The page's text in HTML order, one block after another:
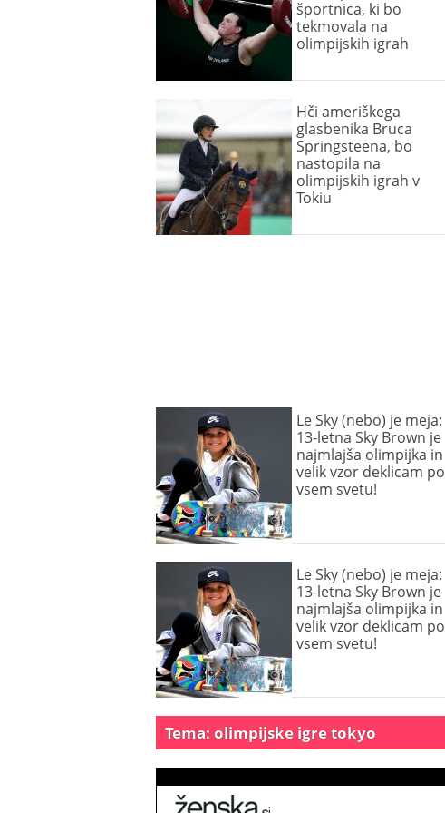
športnica, ki bo
tekmovala na
olimpijskih igrah
Hči ameriškega
glasbenika Bruca
Springsteena, bo
nastopila na
olimpijskih igrah v
Tokiu
Le Sky (nebo) je meja:
13-letna Sky Brown je
najmlajša olimpijka in
velik vzor deklicam po
vsem svetu!
Le Sky (nebo) je meja:
13-letna Sky Brown je
najmlajša olimpijka in
velik vzor deklicam po
vsem svetu!
Tema: olimpijske igre tokyo